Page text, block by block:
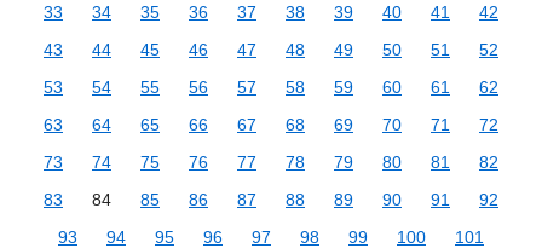
33
34 35 36 37 38 39 40 41
42
43
44 45 46 47 48 49 50 51
52
53
54 55 56 57 58 59 60 61
62
63
64 65 66 67 68 69 70 71
72
73
74 75 76 77 78 79 80 81
82
83
84 85 86 87 88 89 90 91
92
93
94 95 96 97 98 99 100
101